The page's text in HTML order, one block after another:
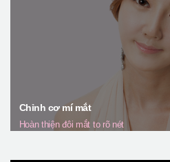
Thẩm mỹ nam giới
Chỉnh cơ mí mắt
Hoàn thiện đôi mắt to rõ nét